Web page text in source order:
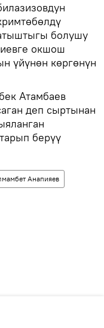
болушу
окшош
үйүнөн көргөнүн
Атамбаев
деп сыртынан
берүү
Анапияев